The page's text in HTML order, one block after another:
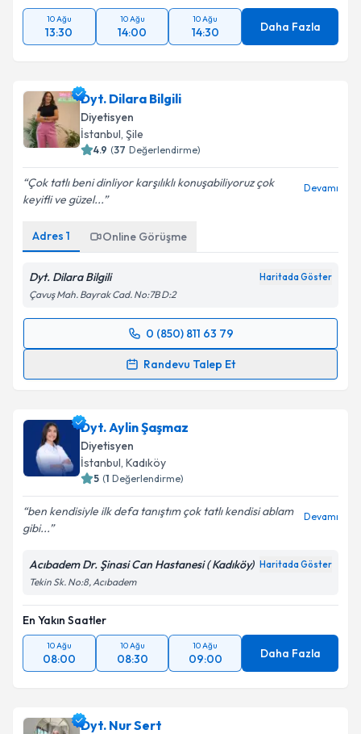
10 Ağu
13:30
10 Ağu
14:00
10 Ağu
14:30 Daha Fazla
Dyt. Dilara Bilgili
Diyetisyen
İstanbul , Şile
4.9 (37 Değerlendirme)
Çok tatlı beni dinliyor karşılıklı konuşabiliyoruz çok
keyifli ve güzel...
Devamı
Adres 1 Online Görüşme
Dyt. Dilara Bilgili Haritada Göster
Çavuş Mah. Bayrak Cad. No:7B D:2
0 (850) 811 63 79
Randevu Talep Et
Randevu Takvimi Talebi
takvim hazırlandığında e-posta ile bilgilendireceğiz.
E-posta Adresiniz
kapsamda işlenmesini kabul ediyorum.
Dyt. Aylin Şaşmaz
Diyetisyen
İstanbul , Kadıköy
5 (1 Değerlendirme)
ben kendisiyle ilk defa tanıştım çok tatlı kendisi ablam
gibi...
Devamı
Acıbadem Dr. Şinasi Can Hastanesi ( Kadıköy) Haritada Göster
Tekin Sk. No:8, Acıbadem
En Yakın Saatler
10 Ağu
08:00
10 Ağu
08:30
10 Ağu
09:00 Daha Fazla
Dyt. Nur Sert